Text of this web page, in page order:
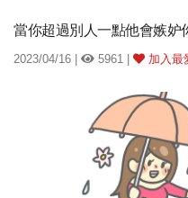
當你超過別人一點他會嫉妒
2023/04/16 | 5961 | 加入最